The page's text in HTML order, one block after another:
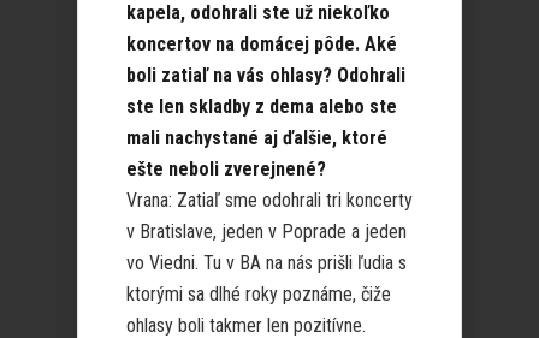
kapela, odohrali ste už niekoľko
koncertov na domácej pôde. Aké
boli zatiaľ na vás ohlasy? Odohrali
ste len skladby z dema alebo ste
mali nachystané aj ďalšie, ktoré
ešte neboli zverejnené?
Vrana: Zatiaľ sme odohrali tri koncerty
v Bratislave, jeden v Poprade a jeden
vo Viedni. Tu v BA na nás prišli ľudia s
ktorými sa dlhé roky poznáme, čiže
ohlasy boli takmer len pozitívne.